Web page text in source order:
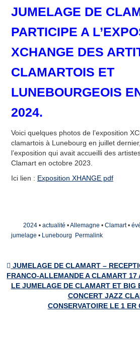
Actualités
Agenda et bulletins
Nous contacter
Inscription à la lettre d’Information
Formulaire de Contact
JUMELAGE DE
PARTICIPE A
XCHANGE DES
CLAMARTOIS ET
LUNEBOURGEOIS
2024.
Voici quelques photos de l’exposition
clamartois à Lunebourg en juillet
l’exposition qui avait accueilli des
Clamart en octobre 2023.
Ici lien : Exposition XHANGE pdf
2024• actualité •Allemagne • Clamart•
jumelage • Lunebourg Permalink
Post navigation
JUMELAGE DE CLAMART –
FRANCO-ALLEMANDE A CLAMART 17
LE JUMELAGE DE CLAMART ET BIG
CONCERT JAZZ
CONSERVATOIRE LE 1